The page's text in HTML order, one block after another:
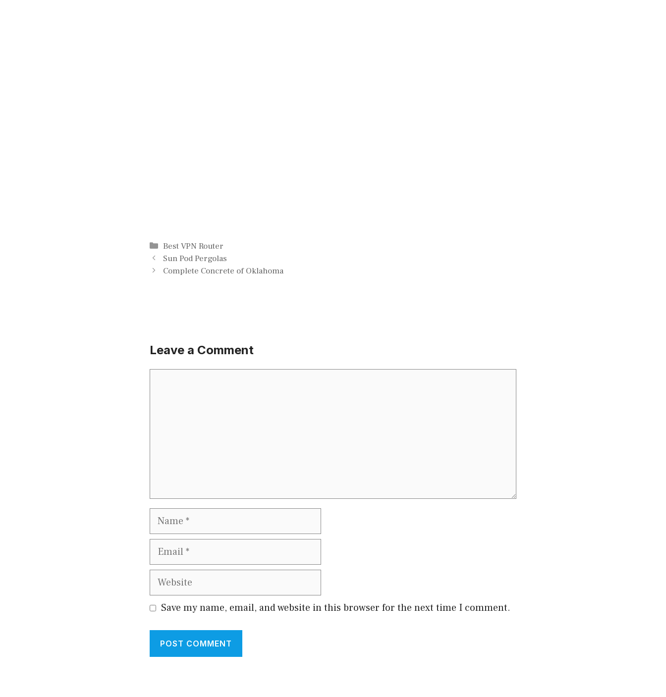
Categories
Best VPN Router
Sun Pod Pergolas
Complete Concrete of Oklahoma
Leave a Comment
Name
Email
Website
Save my name, email, and website in this browser for the next time I comment.